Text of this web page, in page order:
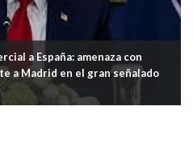
a España: amenaza con
a Madrid en el gran señalado